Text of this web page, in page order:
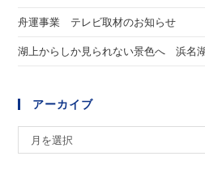
舟運事業 テレビ取材のお知らせ
湖上からしか見られない景色へ 浜名
アーカイブ
ー
月を選択